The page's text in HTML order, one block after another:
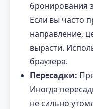
бронирования
Если вы часто
направление,
вырасти.
браузера.
Пересадки:
Иногда
не сильно